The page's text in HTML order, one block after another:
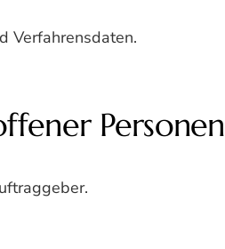
Verfahrensdaten.
Personen